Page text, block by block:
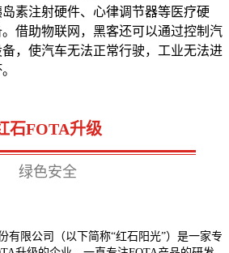
素注射硬件、心律调节器等医疗硬
借助物联网，黑客还可以通过控制汽
，使汽车无法正常行驶，工业无法进
石FOTA升级
绿色安全
有限公司（以下简称“红石阳光”）是一家专